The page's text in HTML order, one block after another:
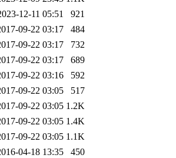
12-11 05:51
921
09-22 03:17
484
09-22 03:17
732
09-22 03:17
689
09-22 03:16
592
09-22 03:05
517
09-22 03:05 1.2K
09-22 03:05 1.4K
09-22 03:05 1.1K
04-18 13:35
450